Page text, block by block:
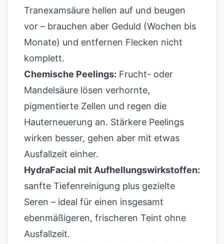
Tranexamsäure hellen auf und beugen
vor – brauchen aber Geduld (Wochen bis
Monate) und entfernen Flecken nicht
komplett.
Chemische Peelings: Frucht- oder
Mandelsäure lösen verhornte,
pigmentierte Zellen und regen die
Hauterneuerung an. Stärkere Peelings
wirken besser, gehen aber mit etwas
Ausfallzeit einher.
HydraFacial mit Aufhellungswirkstoffen:
sanfte Tiefenreinigung plus gezielte
Seren – ideal für einen insgesamt
ebenmäßigeren, frischeren Teint ohne
Ausfallzeit.